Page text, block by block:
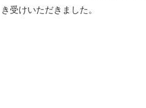
受けいただきました。